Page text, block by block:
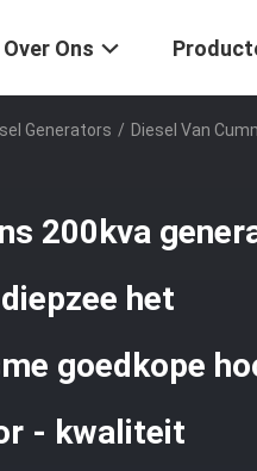
Over Ons
Generators / Diesel Van
200kva
het
goedkope
- kwaliteit